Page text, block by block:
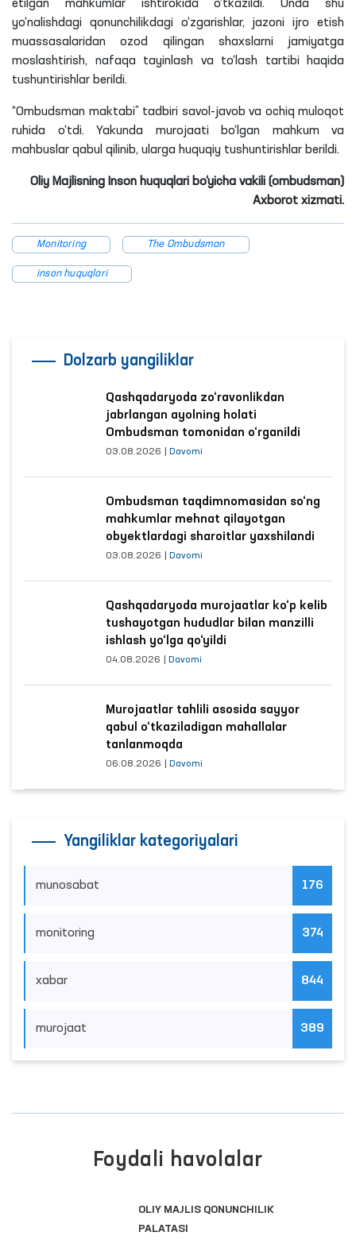
etilgan mahkumlar ishtirokida o‘tkazildi. Unda shu
yo‘nalishdagi qonunchilikdagi o‘zgarishlar, jazoni ijro etish
muassasalaridan ozod qilingan shaxslarni jamiyatga
moslashtirish, nafaqa tayinlash va to‘lash tartibi haqida
tushuntirishlar berildi.
“Ombudsman maktabi” tadbiri savol-javob va ochiq muloqot
ruhida o‘tdi. Yakunda murojaati bo‘lgan mahkum va
mahbuslar qabul qilinib, ularga huquqiy tushuntirishlar berildi.
Oliy Majlisning Inson huquqlari bo‘yicha vakili (ombudsman)
Axborot xizmati.
Monitoring The Ombudsman
inson huquqlari
Dolzarb yangiliklar
Qashqadaryoda zo‘ravonlikdan
jabrlangan ayolning holati
Ombudsman tomonidan o‘rganildi
03.08.2026 Davomi
Ombudsman taqdimnomasidan so‘ng
mahkumlar mehnat qilayotgan
obyektlardagi sharoitlar yaxshilandi
03.08.2026 Davomi
Qashqadaryoda murojaatlar ko‘p kelib
tushayotgan hududlar bilan manzilli
ishlash yo‘lga qo‘yildi
04.08.2026 Davomi
Murojaatlar tahlili asosida sayyor
qabul o‘tkaziladigan mahallalar
tanlanmoqda
06.08.2026 Davomi
Yangiliklar kategoriyalari
munosabat 176
monitoring 374
xabar 844
murojaat 389
Foydali havolalar
OLIY MAJLIS QONUNCHILIK
PALATASI